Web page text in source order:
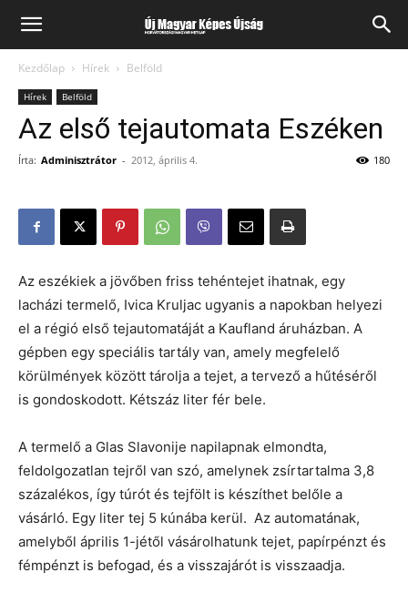
Kezdőlap Hírek Belföld
Hírek Belföld
Az első tejautomata Eszéken
Írta: Adminisztrátor - 2012, április 4. 180
Az eszékiek a jövőben friss tehéntejet ihatnak, egy
lacházi termelő, Ivica Kruljac ugyanis a napokban helyezi
el a régió első tejautomatáját a Kaufland áruházban. A
gépben egy speciális tartály van, amely megfelelő
körülmények között tárolja a tejet, a tervező a hűtéséről
is gondoskodott. Kétszáz liter fér bele.
A termelő a Glas Slavonije napilapnak elmondta,
feldolgozatlan tejről van szó, amelynek zsírtartalma 3,8
százalékos, így túrót és tejfölt is készíthet belőle a
vásárló. Egy liter tej 5 kúnába kerül. Az automatának,
amelyből április 1-jétől vásárolhatunk tejet, papírpénzt és
fémpénzt is befogad, és a visszajárót is visszaadja.